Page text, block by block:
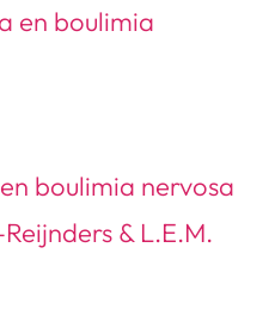
boulimia nervosa
& L.E.M.